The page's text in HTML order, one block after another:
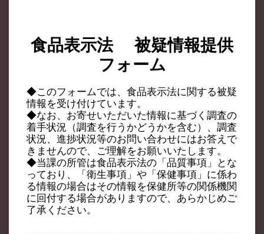
食品表示法 被疑情報提供
フォーム
◆このフォームでは、食品表示法に関する被疑
情報を受け付けています。
◆なお、お寄せいただいた情報に基づく調査の
着手状況（調査を行うかどうかを含む）、調査
状況、進捗状況等のお問い合わせにはお答えで
きませんので、ご理解をお願いいたします。
◆当課の所管は食品表示法の「品質事項」とな
っており、「衛生事項」や「保健事項」に係わ
る情報の場合はその情報を保健所等の関係機関
に回付する場合がありますので、あらかじめご
了承ください。